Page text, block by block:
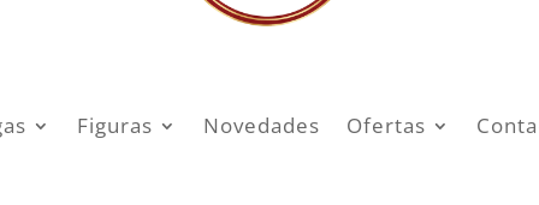
Figuras Novedades Ofertas